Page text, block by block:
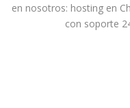
en nosotros: hosting en
con soporte